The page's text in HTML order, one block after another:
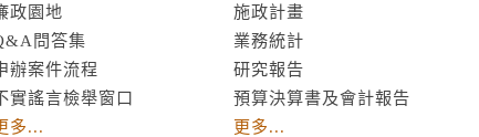
政園地
問答集
辦案件流程
實謠言檢舉窗口
多...
施政計畫
業務統計
研究報告
預算決算書及會計報告
更多...